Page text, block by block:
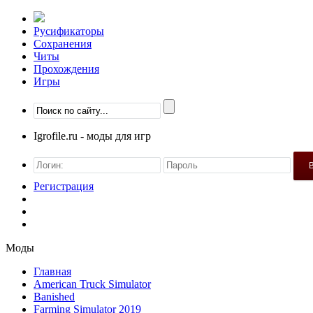
Русификаторы
Сохранения
Читы
Прохождения
Игры
Igrofile.ru - моды для игр
Регистрация
Моды
Главная
American Truck Simulator
Banished
Farming Simulator 2019